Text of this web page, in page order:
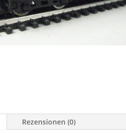
Rezensionen (0)